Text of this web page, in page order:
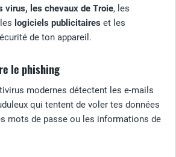
virus, les chevaux de Troie, les
logiciels publicitaires et les
de ton appareil.
le phishing
modernes détectent les e-mails
qui tentent de voler tes données
mots de passe ou les informations de